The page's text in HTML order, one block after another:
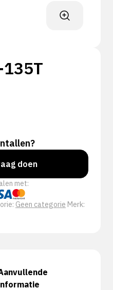
doen
met:
Geen categorie Merk: